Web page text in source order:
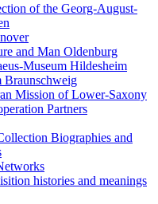
of the Georg-August-
and Man Oldenburg
Museum Hildesheim
Braunschweig
Mission of Lower-Saxony
Partners
Biographies and
histories and meanings